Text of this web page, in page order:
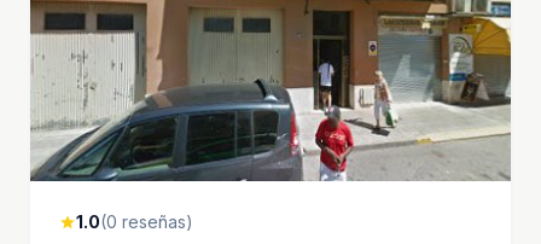
star1.0(0 reseñas)